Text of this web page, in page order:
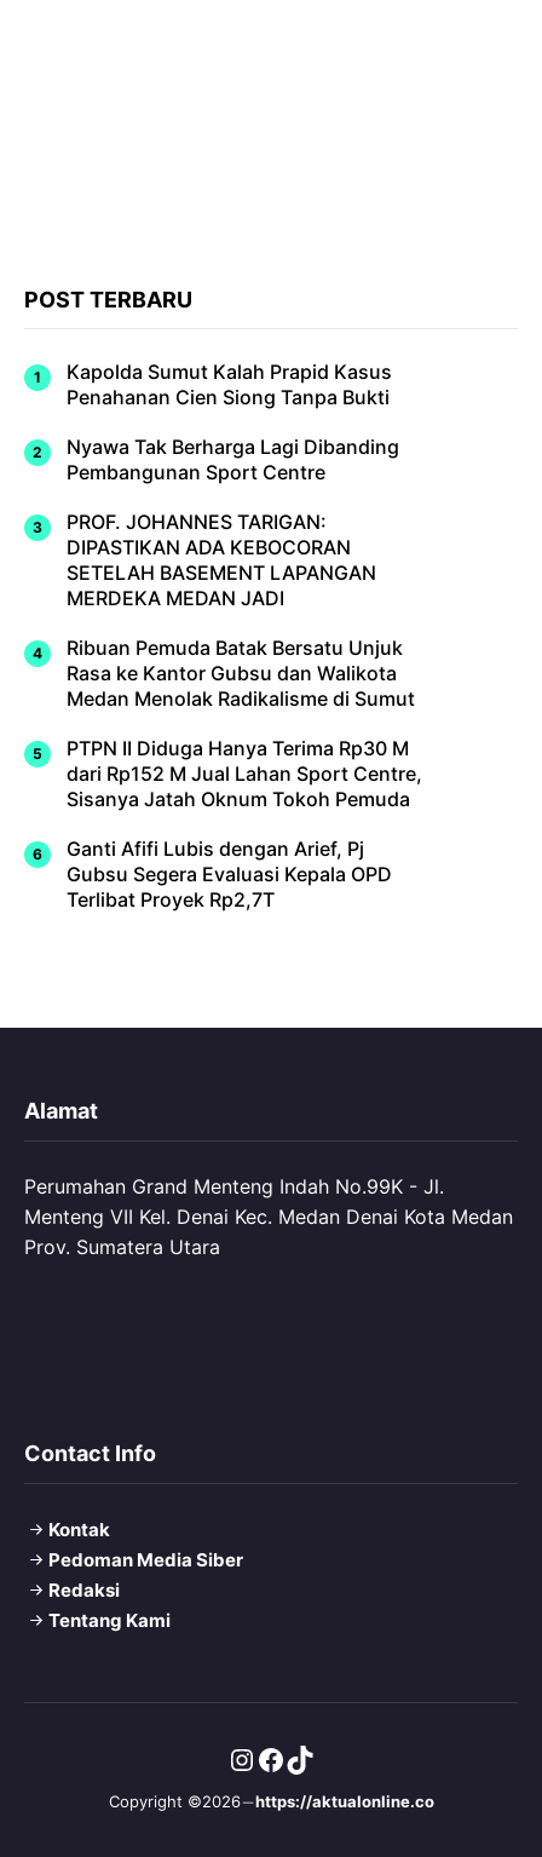
POST TERBARU
Kapolda Sumut Kalah Prapid Kasus
Penahanan Cien Siong Tanpa Bukti
Nyawa Tak Berharga Lagi Dibanding
Pembangunan Sport Centre
PROF. JOHANNES TARIGAN:
DIPASTIKAN ADA KEBOCORAN
SETELAH BASEMENT LAPANGAN
MERDEKA MEDAN JADI
Ribuan Pemuda Batak Bersatu Unjuk
Rasa ke Kantor Gubsu dan Walikota
Medan Menolak Radikalisme di Sumut
PTPN II Diduga Hanya Terima Rp30 M
dari Rp152 M Jual Lahan Sport Centre,
Sisanya Jatah Oknum Tokoh Pemuda
Ganti Afifi Lubis dengan Arief, Pj
Gubsu Segera Evaluasi Kepala OPD
Terlibat Proyek Rp2,7T
Alamat
Perumahan Grand Menteng Indah No.99K - Jl.
Menteng VII Kel. Denai Kec. Medan Denai Kota Medan
Prov. Sumatera Utara
Contact Info
Kontak
Pedoman Media Siber
Redaksi
Tentang Kami
Copyright ©2026 https://aktualonline.co
Instagram
Facebook
TikTok